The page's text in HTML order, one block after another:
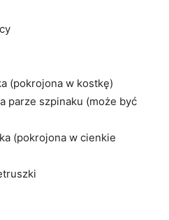
(pokrojona w kostkę)
parze szpinaku (może być
(pokrojona w cienkie